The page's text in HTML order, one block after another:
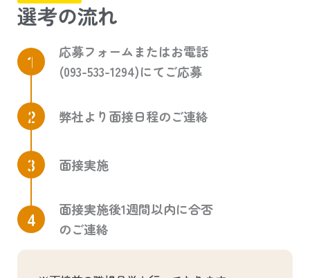
選考の流れ
1 応募フォームまたはお電話
(093-533-1294)にてご応募
2 弊社より面接日程のご連絡
3 面接実施
4
面接実施後1週間以内に合否
のご連絡